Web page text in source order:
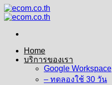
Skip
to
Home
บริการของเรา
Google Workspace
– ทดลองใช้ 30 วัน